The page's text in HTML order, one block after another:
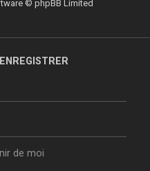
© phpBB Limited
de moi